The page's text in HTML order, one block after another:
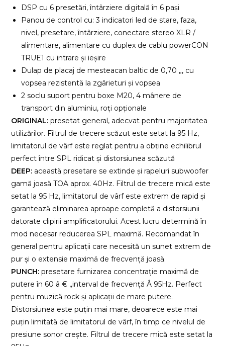
DSP cu 6 presetări, întârziere digitală în 6 pași
Panou de control cu: 3 indicatori led de stare, faza,
nivel, presetare, întârziere, conectare stereo XLR /
alimentare, alimentare cu duplex de cablu powerCON
TRUE1 cu intrare și ieșire
Dulap de placaj de mesteacan baltic de 0,70 „, cu
vopsea rezistentă la zgârieturi și vopsea
2 soclu suport pentru boxe M20, 4 mânere de
transport din aluminiu, roți opționale
ORIGINAL: presetat general, adecvat pentru majoritatea
utilizărilor. Filtrul de trecere scăzut este setat la 95 Hz,
limitatorul de vârf este reglat pentru a obține echilibrul
perfect între SPL ridicat și distorsiunea scăzută
DEEP: această presetare se extinde și rapeluri subwoofer
gamă joasă TOA aprox. 40Hz. Filtrul de trecere mică este
setat la 95 Hz, limitatorul de vârf este extrem de rapid și
garantează eliminarea aproape completă a distorsiunii
datorate clipirii amplificatorului. Acest lucru determină în
mod necesar reducerea SPL maximă. Recomandat în
general pentru aplicații care necesită un sunet extrem de
pur și o extensie maximă de frecvență joasă.
PUNCH: presetare furnizarea concentrație maximă de
putere în 60 â € „interval de frecvență Â 95Hz. Perfect
pentru muzică rock și aplicații de mare putere.
Distorsiunea este puțin mai mare, deoarece este mai
puțin limitată de limitatorul de vârf, în timp ce nivelul de
presiune sonor crește. Filtrul de trecere mică este setat la